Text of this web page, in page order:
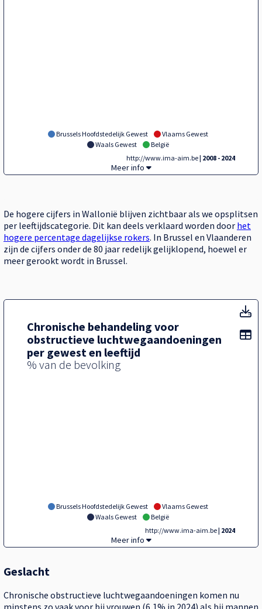
Brussels Hoofdstedelijk Gewest
Vlaams Gewest
Waals Gewest
België
http://www.ima-aim.be| 2008 - 2024
Tegel,
Meer info
De hogere cijfers in Wallonië blijven zichtbaar als we opsplitsen
per leeftijdscategorie. Dit kan deels verklaard worden door het
hogere percentage dagelijkse rokers. In Brussel en Vlaanderen
zijn de cijfers onder de 80 jaar redelijk gelijklopend, hoewel er
meer gerookt wordt in Brussel.
Chronische behandeling voor
obstructieve luchtwegaandoeningen
per gewest en leeftijd
% van de bevolking
Brussels Hoofdstedelijk Gewest
Vlaams Gewest
Waals Gewest
België
http://www.ima-aim.be| 2024
Tegel,
Meer info
Geslacht
Chronische obstructieve luchtwegaandoeningen komen nu
minstens zo vaak voor bij vrouwen (6,1% in 2024) als bij mannen